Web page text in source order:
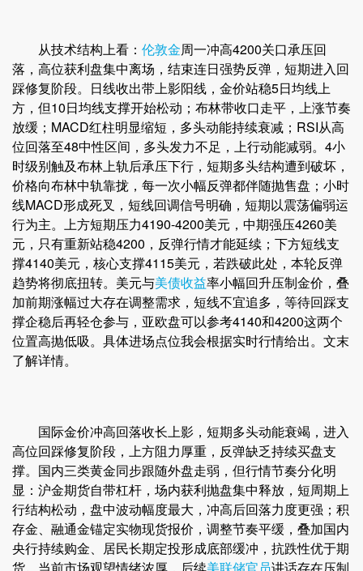
从技术结构上看： 伦敦金周一冲高4200关口承压回
落，高位获利盘集中离场，结束连日强势反弹，短期进入回
踩修复阶段。日线收出带上影阳线，金价站稳5日均线上
方，但10日均线支撑开始松动；布林带收口走平，上涨节奏
放缓；MACD红柱明显缩短，多头动能持续衰减；RSI从高
位回落至48中性区间，多头发力不足，上行动能减弱。4小
时级别触及布林上轨后承压下行，短期多头结构遭到破坏，
价格向布林中轨靠拢，每一次小幅反弹都伴随抛售盘；小时
线MACD形成死叉，短线回调信号明确，短期以震荡偏弱运
行为主。上方短期压力4190-4200美元，中期强压4260美
元，只有重新站稳4200，反弹行情才能延续；下方短线支
撑4140美元，核心支撑4115美元，若跌破此处，本轮反弹
趋势将彻底扭转。美元与美债收益率小幅回升压制金价，叠
加前期涨幅过大存在调整需求，短线不宜追多，等待回踩支
撑企稳后再轻仓参与，亚欧盘可以参考4140和4200这两个
位置高抛低吸。具体进场点位我会根据实时行情给出。文末
了解详情。
国际金价冲高回落收长上影，短期多头动能衰竭，进入
高位回踩修复阶段，上方阻力厚重，反弹缺乏持续买盘支
撑。国内三类黄金同步跟随外盘走弱，但行情节奏分化明
显：沪金期货自带杠杆，场内获利抛盘集中释放，短周期上
行结构松动，盘中波动幅度最大，冲高后回落力度更强；积
存金、融通金锚定实物现货报价，调整节奏平缓，叠加国内
央行持续购金、居民长期定投形成底部缓冲，抗跌性优于期